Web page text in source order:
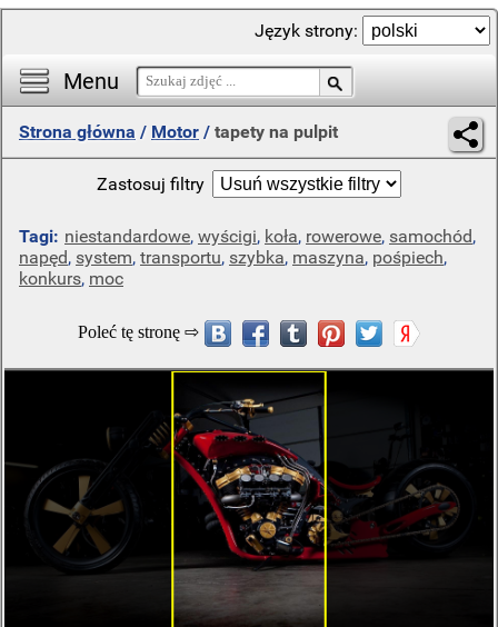
Menu
Język strony:
Strona główna / Motor / tapety na pulpit
Zastosuj filtry
Tagi: niestandardowe, wyścigi, koła, rowerowe, samochód,
napęd, system, transportu, szybka, maszyna, pośpiech,
konkurs, moc